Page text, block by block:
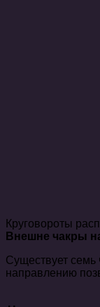
Круговороты
Внешне чакры
Существует семь
направлению